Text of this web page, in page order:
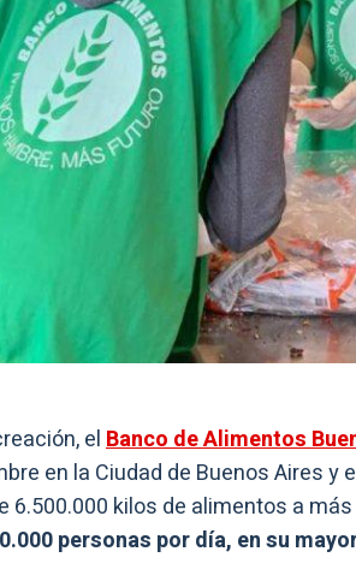
elBanco de Alimentos
en la Ciudad de Buenos Aires y
6.500.000 kilos de alimentos a
personas por día, en su